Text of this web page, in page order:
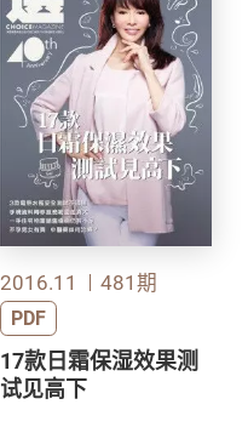
2016.11 481期
PDF
17款日霜保湿效果测
试见高下